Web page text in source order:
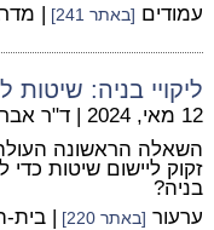
עמודים [באתר 241] |
ליקויי בניה: שיטות
12 מאי, 2024 | ד"ר
השאלה הראשונה
זקוק ליישום שיטות כדי
בניה?
ערעור [באתר 220] |